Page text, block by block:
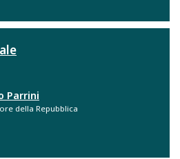
Parrini
della Repubblica